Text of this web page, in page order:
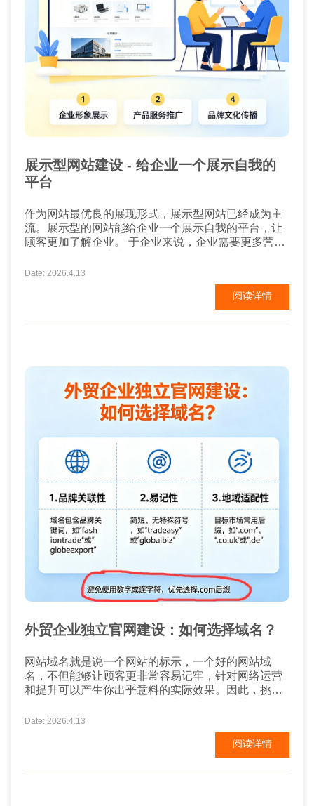
展示型网站建设 - 给企业一个展示自我的
平台
作为网站最优良的展现形式，展示型网站已经成为主
流。展示型的网站能给企业一个展示自我的平台，让
顾客更加了解企业。 于企业来说，企业需要更多营销
展示型网站能使企业与网络环境达到共赢。企业制作
展示型网站，我们首先就要确定展示的内容是什么？
一般情况下，很多企业都是需要展示自己的文化与形
最新动态，时常更新动态，...
Date: 2026.4.13
阅读详情
外贸企业独立官网建设：如何选择域名？
网站域名就是说一个网站的标示，一个好的网站域
名，不但能够让顾客更非常容易记牢，针对网络运营
和提升可以产生你出乎意料的实际效果。因此，挑选
步。 那麼外贸公司怎样去挑选域名？ 外贸企业独立官
是你的公司是一家大企业，在世界各国常有一定的名
气得话，提议域名挑选企业名字或是品牌名字...
Date: 2026.4.13
阅读详情